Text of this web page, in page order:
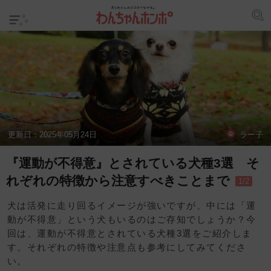
更新日： 2025年05月24日 ラー子
『運動が不得意』とされている犬種3選 そ
れぞれの特徴から注意すべきことまで
1/2
犬は活発に走り回るイメージが強いですが、中には「運
動が不得意」という犬もいるのはご存知でしょうか？今
回は、運動が不得意とされている犬種3選をご紹介しま
す。それぞれの特徴や注意点も参考にしてみてくださ
い。